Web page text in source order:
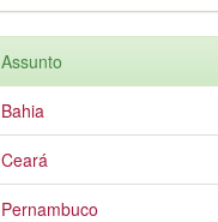
Assunto
Bahia
Ceará
Pernambuco